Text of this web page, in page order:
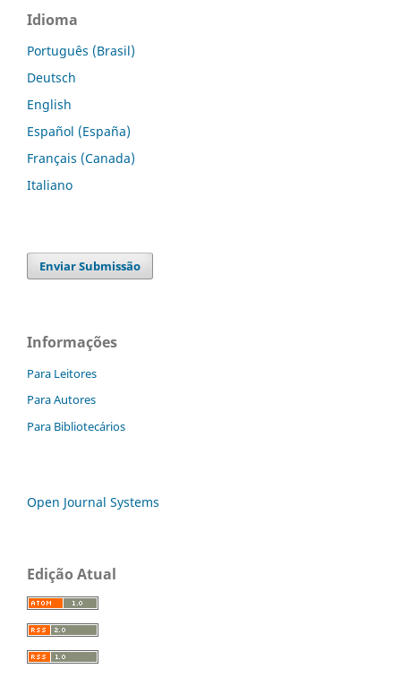
Idioma
Português (Brasil)
Deutsch
English
Español (España)
Français (Canada)
Italiano
Enviar Submissão
Informações
Para Leitores
Para Autores
Para Bibliotecários
Open Journal Systems
Edição Atual